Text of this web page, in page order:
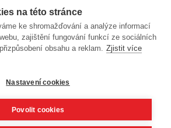
na této stránce
ke shromažďování a analýze informací
zajištění fungování funkcí ze sociálních
obsahu a reklam. Zjistit více
Nastavení cookies
Povolit cookies